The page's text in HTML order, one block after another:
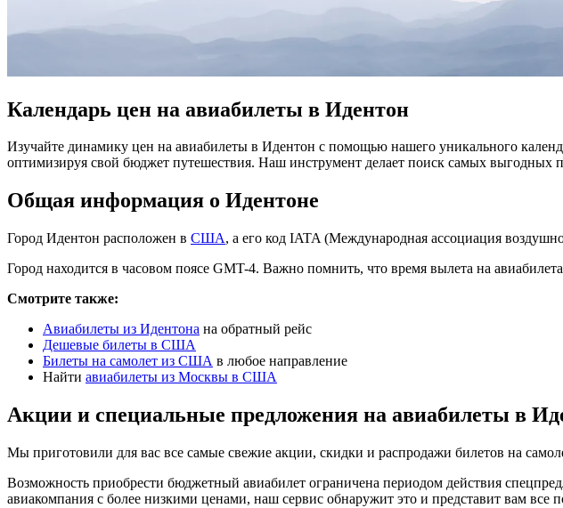
Календарь цен на авиабилеты в Идентон
Изучайте динамику цен на авиабилеты в Идентон с помощью нашего уникального
оптимизируя свой бюджет путешествия. Наш инструмент делает поиск самых
Общая информация о Идентоне
Город Идентон расположен в США, а его код IATA (Международная ассоциация
Город находится в часовом поясе GMT-4. Важно помнить, что время вылета на
Смотрите также:
Авиабилеты из Идентона на обратный рейс
Дешевые билеты в США
Билеты на самолет из США в любое направление
Найти авиабилеты из Москвы в США
Акции и специальные предложения на авиабилеты в
Мы приготовили для вас все самые свежие акции, скидки и распродажи билетов на
Возможность приобрести бюджетный авиабилет ограничена периодом действия
авиакомпания с более низкими ценами, наш сервис обнаружит это и представит вам